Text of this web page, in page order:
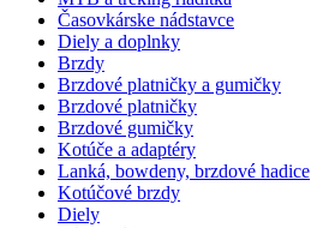
Časovkárske nádstavce
Diely a doplnky
Brzdy
Brzdové platničky a gumičky
Brzdové platničky
Brzdové gumičky
Kotúče a adaptéry
Lanká, bowdeny, brzdové hadice
Kotúčové brzdy
Diely